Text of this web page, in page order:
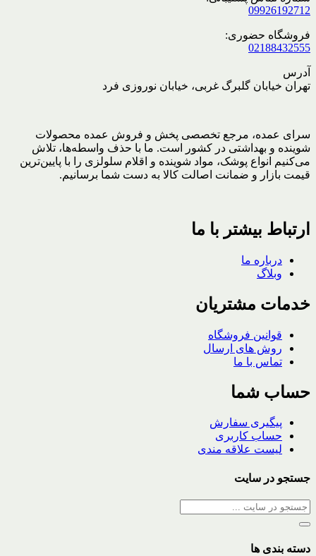
09926192712
فروشگاه حضوری:
02188432555
آدرس
تهران خیابان گلبرگ غربی، خیابان نوروزی فرد
سرای عمده، مرجع تخصصی پخش و فروش عمده محصولات
شوینده و بهداشتی در کشور است. ما با حذف واسطه‌ها، تلاش
می‌کنیم انواع پوشک، مواد شوینده و اقلام سلولزی را با پایین‌ترین
قیمت بازار و ضمانت اصالت کالا به دست شما برسانیم.
ارتباط بیشتر با ما
درباره ما
وبلاگ
خدمات مشتریان
قوانین فروشگاه
روش های ارسال
تماس با ما
حساب شما
پیگیری سفارش
حساب کاربری
لیست علاقه مندی
جستجو در سایت
دسته بندی ها